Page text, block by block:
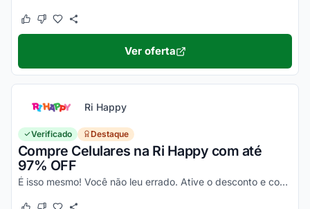
Este cupom funcionou
Este cupom não funcionou
Ver oferta
Ri Happy
Verificado Destaque
Compre Celulares na Ri Happy com até
97% OFF
É isso mesmo! Você não leu errado. Ative o desconto e confira essa novidade!